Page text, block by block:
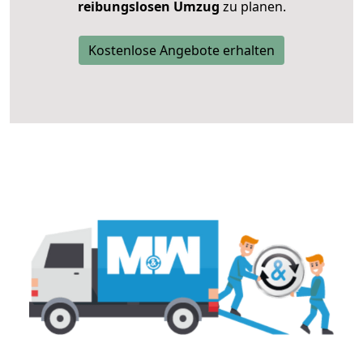
reibungslosen Umzug zu planen.
Kostenlose Angebote erhalten